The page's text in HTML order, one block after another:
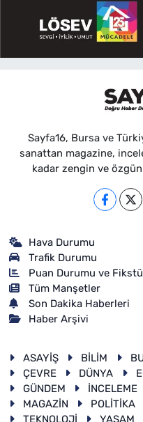
Sayfa16, Bursa ve
sanattan magazine,
kadar zengin ve
Hava Durumu
Trafik Durumu
Puan Durumu ve
Tüm Manşetler
Son Dakika Haberleri
Haber Arşivi
ASAYİŞ BİLİM
ÇEVRE
DÜNYA
GÜNDEM
İNCELEME
MAGAZİN
POLİTİKA
TEKNOLOJİ
YAŞAM